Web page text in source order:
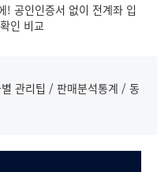
! 공인인증서 없이 전계좌 입
인 비교
관리팁 / 판매분석통계 / 동